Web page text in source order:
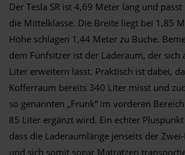
Der Tesla SR ist 4,69 Meter lang und
die Mittelklasse. Die Breite liegt bei 1,85
Höhe schlagen 1,44 Meter zu Buche.
dem Fünfsitzer ist der Laderaum, der sich
Liter erweitern lässt. Praktisch ist dabei,
Kofferraum bereits 340 Liter misst und
so genannten „Frunk“ im vorderen
85 Liter ergänzt wird. Ein echter
dass die Laderaumlänge jenseits der
und sich somit sogar Matratzen